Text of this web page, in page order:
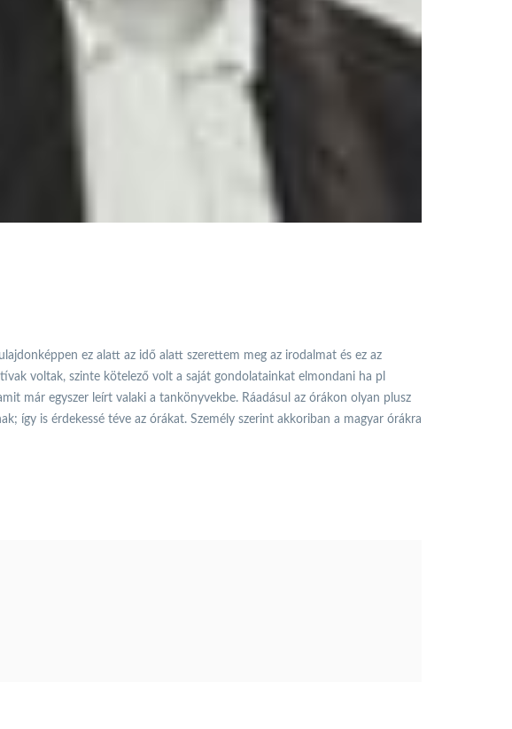
ez alatt az idő alatt szerettem meg az irodalmat és ez az
voltak, szinte kötelező volt a saját gondolatainkat elmondani ha pl
már egyszer leírt valaki a tankönyvekbe. Ráadásul az órákon olyan plusz
így is érdekessé téve az órákat. Személy szerint akkoriban a magyar órákra